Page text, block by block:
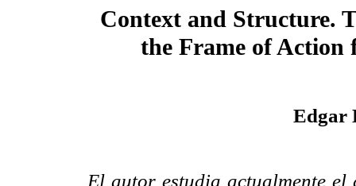
Context and Structure.
the Frame of Action
Edgar
El autor estudia actualmente